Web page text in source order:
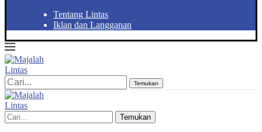
Tentang Lintas
Iklan dan Langganan
Temukan
Temukan